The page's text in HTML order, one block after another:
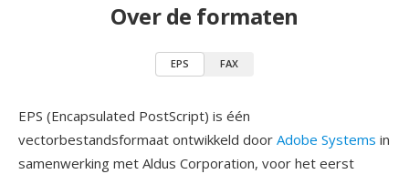
Over de formaten
EPS FAX
EPS (Encapsulated PostScript) is één
vectorbestandsformaat ontwikkeld door Adobe Systems in
samenwerking met Aldus Corporation, voor het eerst